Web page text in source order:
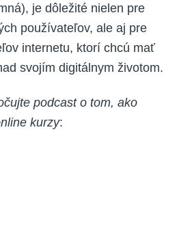
je dôležité nielen pre
používateľov, ale aj pre
internetu, ktorí chcú mať
svojím digitálnym životom.
podcast o tom, ako
kurzy: